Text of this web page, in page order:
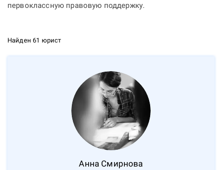
первоклассную правовую поддержку.
Найден 61 юрист
Анна Смирнова